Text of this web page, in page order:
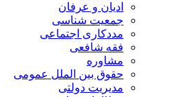
ادیان و عرفان
جمعیت شناسی
مددکاری اجتماعی
فقه شافعی
مشاوره
حقوق بین الملل عمومی
مدیریت دولتی